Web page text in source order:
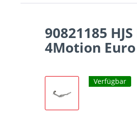
90821185
4Motion
Verfügbar